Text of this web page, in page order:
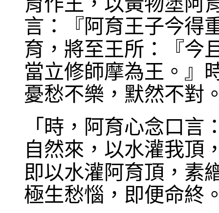
言：『阿育王子今得
育，將至王所：『今
當立修師摩為王。』
憂愁不樂，默然不對
「時，阿育心念口
自然來，以水灌我頂
即以水灌阿育頂，素
極生愁惱，即便命終